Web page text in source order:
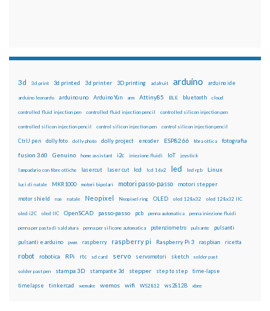
3d 3d print 3d printed 3d printer 3D printing adafruit arduino arduino ide
arduino leonardo arduino uno Arduino Yún arm Attiny85 BLE bluetooth cloud
controlled fluid injection pen controlled fluid injection pencil controlled silicon injection pen
controlled silicon injection pencil control silicon injection pen control silicon injection pencil
CtrlJ pen dolly foto dolly photo dolly project encoder ESP8266 fibra ottica fotografia
fusion 360 Genuino home assistant i2c iniezione fluidi IoT joystick
lampadario con fibre ottiche lasercut laser cut lcd lcd 16x2 led led rgb Linux
luci di natale MKR1000 motori bipolari motori passo-passo motori stepper
motor shield nas natale Neopixel Neopixel ring OLED oled 128x32 oled 128x32 IIC
oled i2C oled IIC OpenSCAD passo-passo pcb penna automatica penna iniezione fluidi
penna per pasta di saldatura penna per silicone automatica potenziometro pulsante pulsanti
pulsanti e arduino pwm raspberry raspberry pi Raspberry Pi 3 raspbian ricetta
robot robotica RPi rtc sd card servo servomotori sketch solder past
solder past pen stampa 3D stampante 3d stepper step to step time-lapse
timelapse tinkercad wemake wemos wifi WS2812 ws2812B xbee